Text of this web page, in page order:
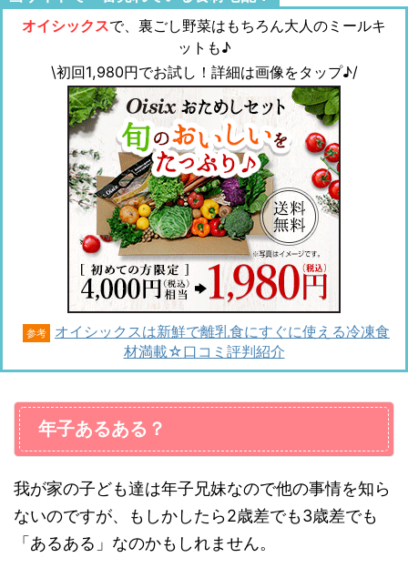
オイシックスで、裏ごし野菜はもちろん大人のミールキ
ットも♪
\初回1,980円でお試し！詳細は画像をタップ♪/
参考
オイシックスは新鮮で離乳食にすぐに使える冷凍食
材満載☆口コミ評判紹介
年子あるある？
我が家の子ども達は年子兄妹なので他の事情を知ら
ないのですが、もしかしたら2歳差でも3歳差でも
「あるある」なのかもしれません。